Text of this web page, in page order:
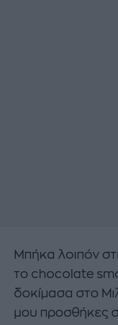
Μπήκα λοιπόν
το chocolate
δοκίμασα στο
μου προσθήκες